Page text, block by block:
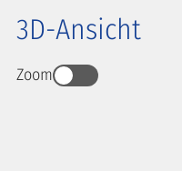
3D-Ansicht
Zoom